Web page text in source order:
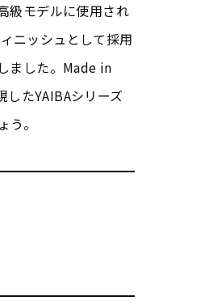
級モデルに使用され
ニッシュとして採用
ました。Made in
たYAIBAシリーズ
。